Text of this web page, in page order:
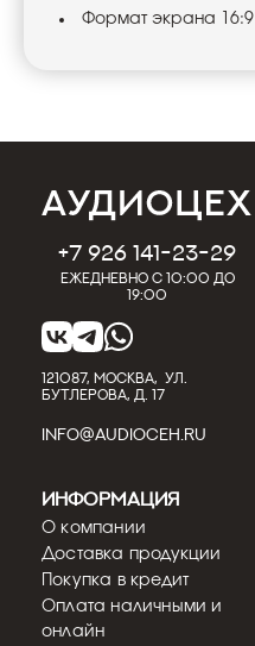
Формат экрана 16:9
+7 926 141-23-29
Ежедневно с 10:00 до
19:00
121087, МОСКВА, УЛ.
БУТЛЕРОВА, Д. 17
INFO@AUDIOCEH.RU
Информация
О компании
Доставка продукции
Покупка в кредит
Оплата наличными и
онлайн